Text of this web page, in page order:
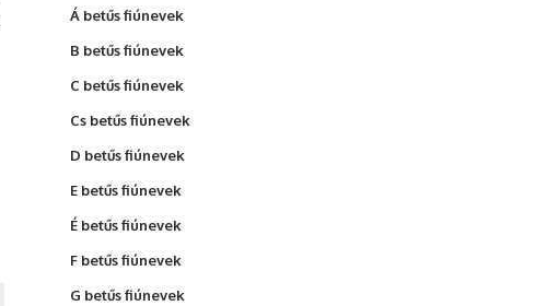
Á betűs fiúnevek
B betűs fiúnevek
C betűs fiúnevek
Cs betűs fiúnevek
D betűs fiúnevek
E betűs fiúnevek
É betűs fiúnevek
F betűs fiúnevek
G betűs fiúnevek